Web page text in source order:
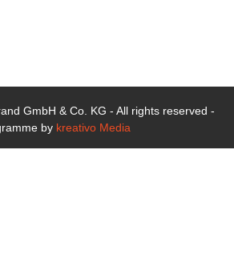
GmbH & Co. KG - All rights reserved -
by kreativo Media